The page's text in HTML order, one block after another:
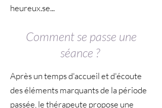
heureux.se...
Après un temps d'accueil et d'écoute
des éléments marquants de la période
passée, le thérapeute propose une
Comment se passe une
séance ?